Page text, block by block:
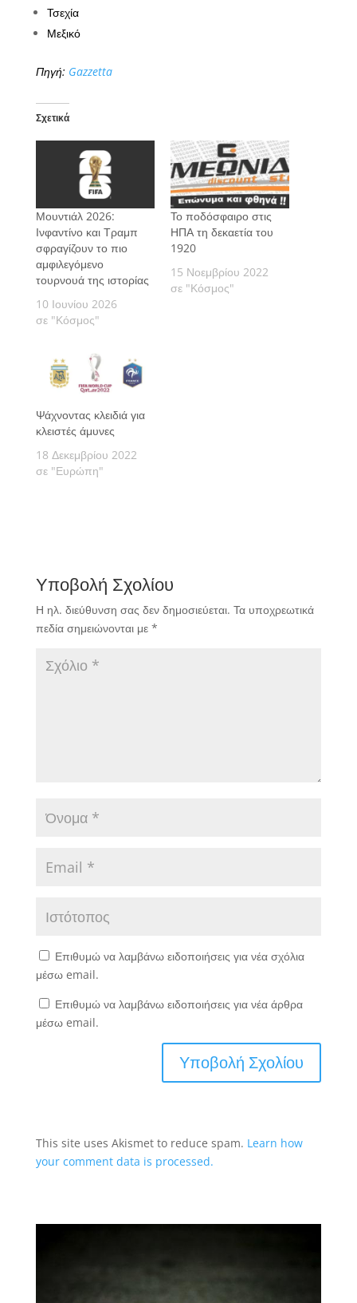
Τσεχία
Μεξικό
Πηγή: Gazzetta
Σχετικά
Μουντιάλ 2026:
Ινφαντίνο και Τραμπ
σφραγίζουν το πιο
αμφιλεγόμενο
τουρνουά της ιστορίας
10 Ιουνίου 2026
σε "Κόσμος"
Το ποδόσφαιρο στις
ΗΠΑ τη δεκαετία του
1920
15 Νοεμβρίου 2022
σε "Κόσμος"
Ψάχνοντας κλειδιά για
κλειστές άμυνες
18 Δεκεμβρίου 2022
σε "Ευρώπη"
Υποβολή Σχολίου
Η ηλ. διεύθυνση σας δεν δημοσιεύεται. Τα υποχρεωτικά
πεδία σημειώνονται με *
Επιθυμώ να λαμβάνω ειδοποιήσεις για νέα σχόλια
μέσω email.
Επιθυμώ να λαμβάνω ειδοποιήσεις για νέα άρθρα
μέσω email.
This site uses Akismet to reduce spam. Learn how
your comment data is processed.